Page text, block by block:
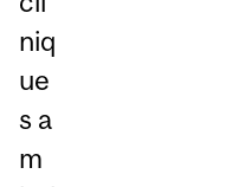
niq
ue
s a
m